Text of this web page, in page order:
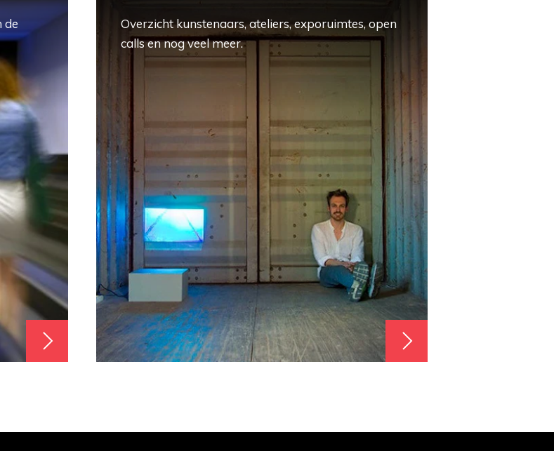
de
Overzicht kunstenaars, ateliers, exporuimtes, open
calls en nog veel meer.